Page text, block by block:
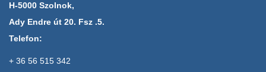
H-5000 Szolnok,
Ady Endre út 20. Fsz .5.
Telefon:
+ 36 56 515 342